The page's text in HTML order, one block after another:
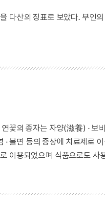
다산의 징표로 보았다. 부인
꽃의 종자는 자양(滋養) ·
불면 등의 증상에 치료제로
이용되었으며 식품으로도 사